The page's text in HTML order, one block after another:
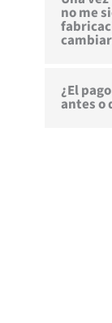
no me
¿El
antes o